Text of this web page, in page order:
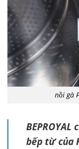
nồi gà
bếp từ của